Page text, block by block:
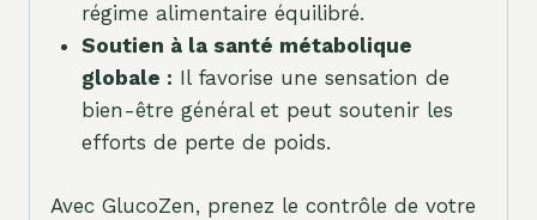
régime alimentaire équilibré.
Soutien à la santé métabolique
globale : Il favorise une sensation de
bien-être général et peut soutenir les
efforts de perte de poids.
Avec GlucoZen, prenez le contrôle de votre